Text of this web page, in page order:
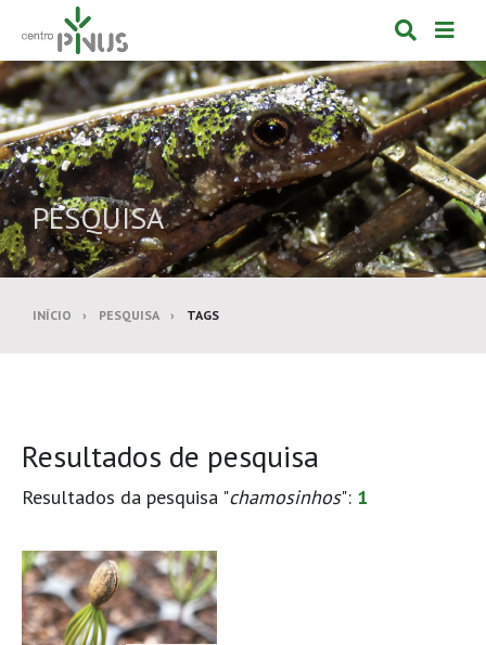
Alternar
de
de
PESQUISA
INÍCIO PESQUISA TAGS
Resultados de pesquisa
Resultados da pesquisa "chamosinhos": 1